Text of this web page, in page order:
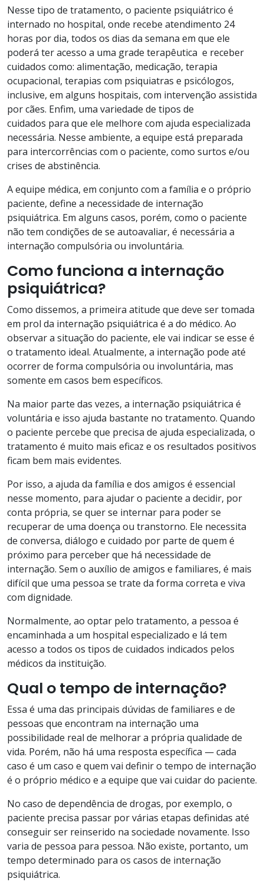
Nesse tipo de tratamento, o paciente psiquiátrico é
internado no hospital, onde recebe atendimento 24
horas por dia, todos os dias da semana em que ele
poderá ter acesso a uma grade terapêutica e receber
cuidados como: alimentação, medicação, terapia
ocupacional, terapias com psiquiatras e psicólogos,
inclusive, em alguns hospitais, com intervenção assistida
por cães. Enfim, uma variedade de tipos de
cuidados para que ele melhore com ajuda especializada
necessária. Nesse ambiente, a equipe está preparada
para intercorrências com o paciente, como surtos e/ou
crises de abstinência.
A equipe médica, em conjunto com a família e o próprio
paciente, define a necessidade de internação
psiquiátrica. Em alguns casos, porém, como o paciente
não tem condições de se autoavaliar, é necessária a
internação compulsória ou involuntária.
Como funciona a internação
psiquiátrica?
Como dissemos, a primeira atitude que deve ser tomada
em prol da internação psiquiátrica é a do médico. Ao
observar a situação do paciente, ele vai indicar se esse é
o tratamento ideal. Atualmente, a internação pode até
ocorrer de forma compulsória ou involuntária, mas
somente em casos bem específicos.
Na maior parte das vezes, a internação psiquiátrica é
voluntária e isso ajuda bastante no tratamento. Quando
o paciente percebe que precisa de ajuda especializada, o
tratamento é muito mais eficaz e os resultados positivos
ficam bem mais evidentes.
Por isso, a ajuda da família e dos amigos é essencial
nesse momento, para ajudar o paciente a decidir, por
conta própria, se quer se internar para poder se
recuperar de uma doença ou transtorno. Ele necessita
de conversa, diálogo e cuidado por parte de quem é
próximo para perceber que há necessidade de
internação. Sem o auxílio de amigos e familiares, é mais
difícil que uma pessoa se trate da forma correta e viva
com dignidade.
Normalmente, ao optar pelo tratamento, a pessoa é
encaminhada a um hospital especializado e lá tem
acesso a todos os tipos de cuidados indicados pelos
médicos da instituição.
Qual o tempo de internação?
Essa é uma das principais dúvidas de familiares e de
pessoas que encontram na internação uma
possibilidade real de melhorar a própria qualidade de
vida. Porém, não há uma resposta específica — cada
caso é um caso e quem vai definir o tempo de internação
é o próprio médico e a equipe que vai cuidar do paciente.
No caso de dependência de drogas, por exemplo, o
paciente precisa passar por várias etapas definidas até
conseguir ser reinserido na sociedade novamente. Isso
varia de pessoa para pessoa. Não existe, portanto, um
tempo determinado para os casos de internação
psiquiátrica.